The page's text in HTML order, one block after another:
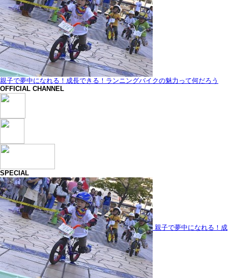
親子で夢中になれる！成長できる！ランニングバイクの魅力って何だろう
OFFICIAL CHANNEL
SPECIAL
親子で夢中になれる！成